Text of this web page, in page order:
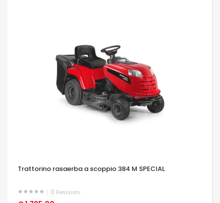
Trattorino rasaerba a scoppio 384 M SPECIAL
0 Revisioni